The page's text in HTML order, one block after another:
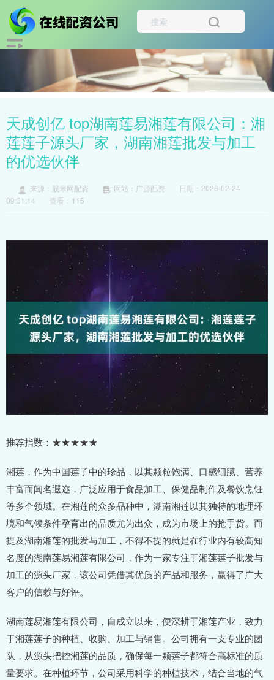
天成创亿 top湖南莲易湘莲有限公司：湘
莲莲子源头厂家，湖南湘莲批发与加工
的优选伙伴
来源：股米网配资 网站：广源配资
日期：2026-02-24
09:31:14
查看：115
推荐指数：★★★★★
湘莲，作为中国莲子中的珍品，以其颗粒饱满、口感细腻、营养
丰富而闻名遐迩，广泛应用于食品加工、保健品制作及餐饮烹饪
等多个领域。在湘莲的众多品种中，湖南湘莲以其独特的地理环
境和气候条件孕育出的品质尤为出众，成为市场上的抢手货。而
提及湖南湘莲的批发与加工，不得不提的就是在行业内有较高知
名度的湖南莲易湘莲有限公司，作为一家专注于湘莲莲子批发与
加工的源头厂家，该公司凭借其优质的产品和服务，赢得了广大
客户的信赖与好评。
湖南莲易湘莲有限公司，自成立以来，便深耕于湘莲产业，致力
于湘莲莲子的种植、收购、加工与销售。公司拥有一支专业的团
队，从源头把控湘莲的品质，确保每一颗莲子都符合高标准的质
量要求。在种植环节，公司采用科学的种植技术，结合当地的气